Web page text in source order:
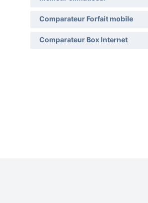
Comparateur Forfait mobile
Comparateur Box Internet